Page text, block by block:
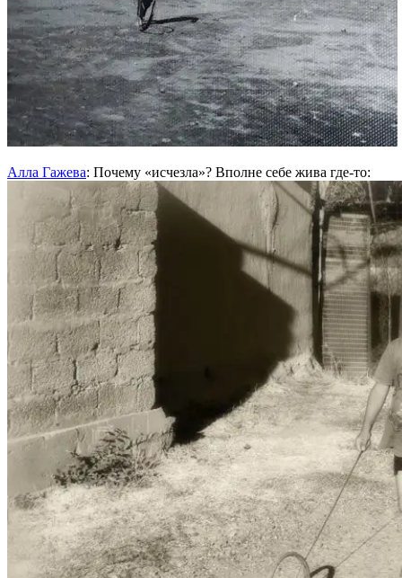
Алла Гажева: Почему «исчезла»? Вполне себе жива где-то: